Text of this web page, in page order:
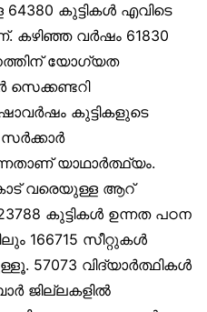
കുട്ടികൾ എവിടെ
കഴിഞ്ഞ വർഷം 61830
യോഗ്യത
സെക്കണ്ടറി
കുട്ടികളുടെ
സർക്കാർ
യാഥാർത്ഥ്യം.
വരെയുള്ള ആറ്
കുട്ടികൾ ഉന്നത പഠന
166715 സീറ്റുകൾ
57073 വിദ്യാർത്ഥികൾ
ജില്ലകളിൽ